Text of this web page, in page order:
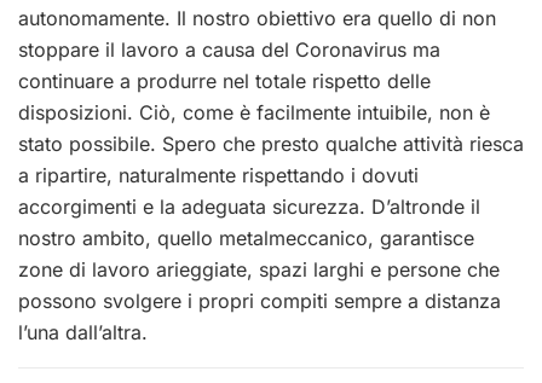
autonomamente. Il nostro obiettivo era quello di non
stoppare il lavoro a causa del Coronavirus ma
continuare a produrre nel totale rispetto delle
disposizioni. Ciò, come è facilmente intuibile, non è
stato possibile. Spero che presto qualche attività riesca
a ripartire, naturalmente rispettando i dovuti
accorgimenti e la adeguata sicurezza. D’altronde il
nostro ambito, quello metalmeccanico, garantisce
zone di lavoro arieggiate, spazi larghi e persone che
possono svolgere i propri compiti sempre a distanza
l’una dall’altra.